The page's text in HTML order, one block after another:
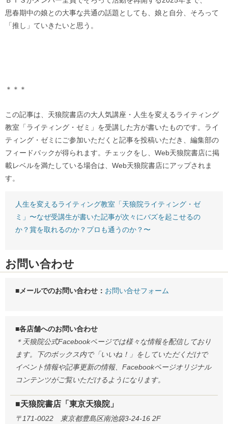
思春期中の娘との大事な共通の話題としても、娘と自分、そろって
「推し」ていきたいと思う。
＊＊＊
この記事は、天狼院書店の大人気講座・人生を変えるライティング
教室「ライティング・ゼミ」を受講した方が書いたものです。ライ
ティング・ゼミにご参加いただくと記事を投稿いただき、編集部の
フィードバックが得られます。チェックをし、Web天狼院書店に掲
載レベルを満たしている場合は、Web天狼院書店にアップされま
す。
人生を変えるライティング教室「天狼院ライティング・ゼ
ミ」〜なぜ受講生が書いた記事が次々にバズを起こせるの
か？賞を取れるのか？プロも通うのか？〜
お問い合わせ
■メールでのお問い合わせ： お問い合せフォーム
■各店舗へのお問い合わせ
＊天狼院公式Facebookページでは様々な情報を配信しており
ます。下のボックス内で「いいね！」をしていただくだけで
イベント情報や記事更新の情報、Facebookページオリジナル
コンテンツがご覧いただけるようになります。
■天狼院書店「東京天狼院」
〒171-0022 東京都豊島区南池袋3-24-16 2F